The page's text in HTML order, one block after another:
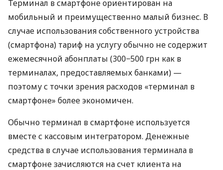
Терминал в смартфоне ориентирован на
мобильный и преимущественно малый бизнес. В
случае использования собственного устройства
(смартфона) тариф на услугу обычно не содержит
ежемесячной абонплаты (300−500 грн как в
терминалах, предоставляемых банками) —
поэтому с точки зрения расходов «терминал в
смартфоне» более экономичен.
Обычно терминал в смартфоне используется
вместе с кассовым интегратором. Денежные
средства в случае использования терминала в
смартфоне зачисляются на счет клиента на